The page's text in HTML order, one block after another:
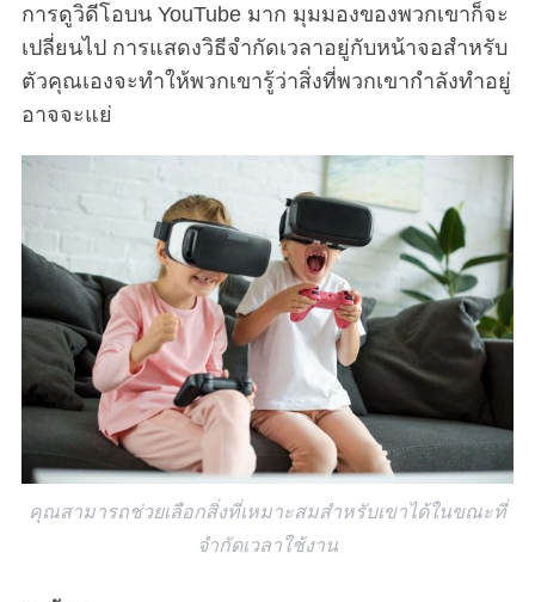
การดูวิดีโอบน YouTube มาก มุมมองของพวกเขาก็จะ
เปลี่ยนไป การแสดงวิธีจำกัดเวลาอยู่กับหน้าจอสำหรับ
ตัวคุณเองจะทำให้พวกเขารู้ว่าสิ่งที่พวกเขากำลังทำอยู่
อาจจะแย่
คุณสามารถช่วยเลือกสิ่งที่เหมาะสมสำหรับเขาได้ในขณะที่
จำกัดเวลาใช้งาน
e
c
h
f
o
r